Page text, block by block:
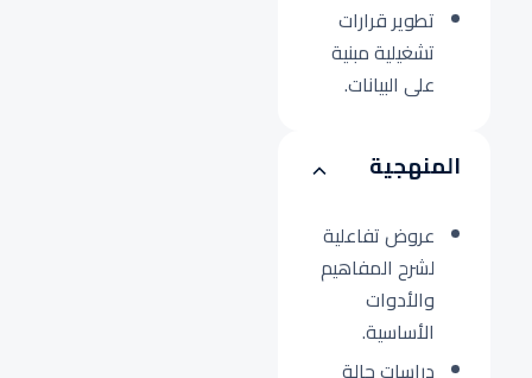
تطوير قرارات
تشغيلية مبنية
على البيانات.
المنهجية
عروض تفاعلية
لشرح المفاهيم
والأدوات
الأساسية.
دراسات حالة